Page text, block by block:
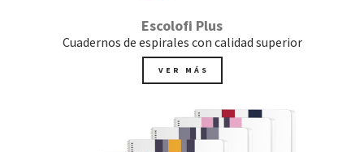
Escolofi Plus
Cuadernos de espirales con calidad superior
VER MÁS